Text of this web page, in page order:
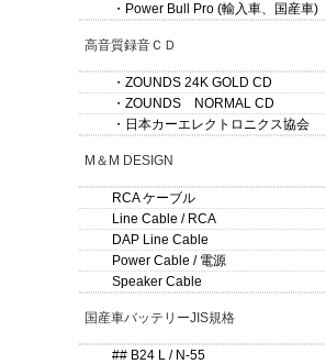
・Power Bull Pro (輸入車、国産車)
高音質録音ＣＤ
・ZOUNDS 24K GOLD CD
・ZOUNDS NORMAL CD
・日本カーエレクトロニクス協会
M＆M DESIGN
RCA ケーブル
Line Cable / RCA
DAP Line Cable
Power Cable / 電源
Speaker Cable
国産車バッテリーJIS規格
## B24 L / N-55